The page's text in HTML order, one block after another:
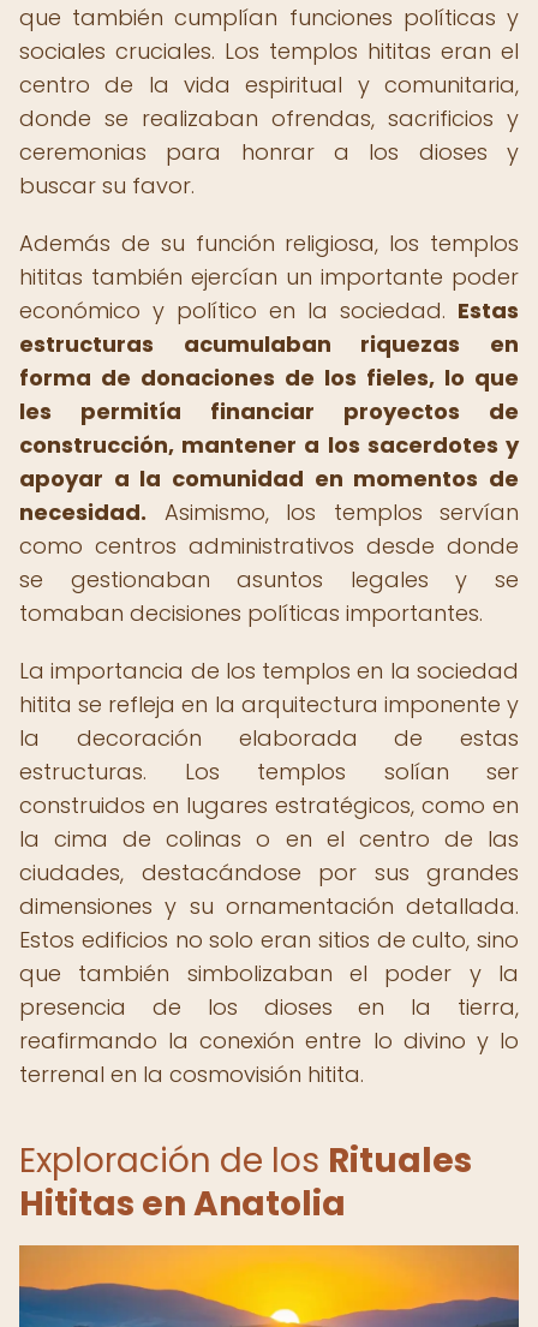
que también cumplían funciones políticas y
sociales cruciales. Los templos hititas eran el
centro de la vida espiritual y comunitaria,
donde se realizaban ofrendas, sacrificios y
ceremonias para honrar a los dioses y
buscar su favor.
Además de su función religiosa, los templos
hititas también ejercían un importante poder
económico y político en la sociedad. Estas
estructuras acumulaban riquezas en
forma de donaciones de los fieles, lo que
les permitía financiar proyectos de
construcción, mantener a los sacerdotes y
apoyar a la comunidad en momentos de
necesidad. Asimismo, los templos servían
como centros administrativos desde donde
se gestionaban asuntos legales y se
tomaban decisiones políticas importantes.
La importancia de los templos en la sociedad
hitita se refleja en la arquitectura imponente y
la decoración elaborada de estas
estructuras. Los templos solían ser
construidos en lugares estratégicos, como en
la cima de colinas o en el centro de las
ciudades, destacándose por sus grandes
dimensiones y su ornamentación detallada.
Estos edificios no solo eran sitios de culto, sino
que también simbolizaban el poder y la
presencia de los dioses en la tierra,
reafirmando la conexión entre lo divino y lo
terrenal en la cosmovisión hitita.
Exploración de los Rituales
Hititas en Anatolia